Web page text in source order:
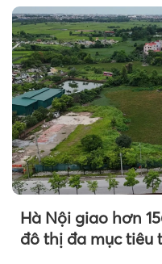
Hà Nội giao hơn
đô thị đa mục tiêu